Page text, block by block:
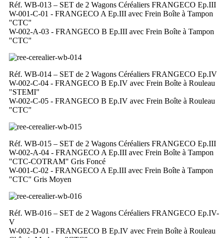
Réf. WB-013 – SET de 2 Wagons Céréaliers FRANGECO Ep.III
W-001-C-01 - FRANGECO A Ep.III avec Frein Boîte à Tampon
"CTC"
W-002-A-03 - FRANGECO B Ep.III avec Frein Boîte à Tampon
"CTC"
Réf. WB-014 – SET de 2 Wagons Céréaliers FRANGECO Ep.IV
W-002-C-04 - FRANGECO B Ep.IV avec Frein Boîte à Rouleau
"STEMI"
W-002-C-05 - FRANGECO B Ep.IV avec Frein Boîte à Rouleau
"CTC"
Réf. WB-015 – SET de 2 Wagons Céréaliers FRANGECO Ep.III
W-002-A-04 - FRANGECO A Ep.III avec Frein Boîte à Tampon
"CTC-COTRAM" Gris Foncé
W-001-C-02 - FRANGECO A Ep.III avec Frein Boîte à Tampon
"CTC" Gris Moyen
Réf. WB-016 – SET de 2 Wagons Céréaliers FRANGECO Ep.IV-
V
W-002-D-01 - FRANGECO B Ep.IV avec Frein Boîte à Rouleau